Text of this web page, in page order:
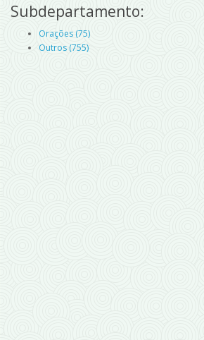
Subdepartamento:
Orações (75)
Outros (755)